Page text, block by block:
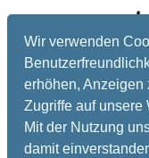
Wir verwenden
erhöhen,
Zugriffe auf unsere
Mit der Nutzung
damit